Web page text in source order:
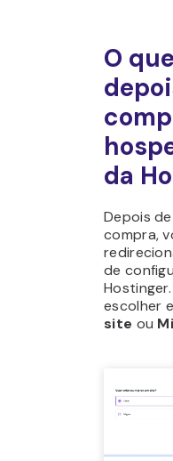
O
da
Depois
compra,
de
escolher
site ou